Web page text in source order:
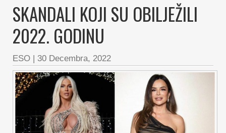
SKANDALI KOJI SU OBILJEŽILI
2022. GODINU
ESO | 30 Decembra, 2022